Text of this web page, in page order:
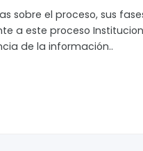
sobre el proceso, sus
a este proceso
de la información..